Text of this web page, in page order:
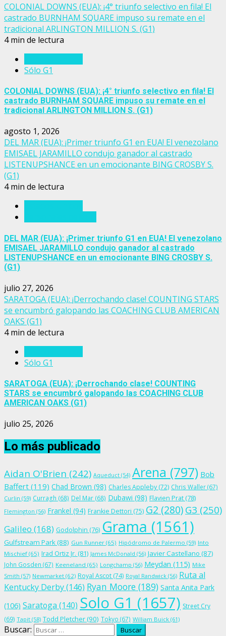
COLONIAL DOWNS (EUA): ¡4° triunfo selectivo en fila! El
castrado BURNHAM SQUARE impuso su remate en el
tradicional ARLINGTON MILLION S. (G1)
4 min de lectura
Sólo G1
COLONIAL DOWNS (EUA): ¡4° triunfo selectivo en fila! El
castrado BURNHAM SQUARE impuso su remate en el
tradicional ARLINGTON MILLION S. (G1)
agosto 1, 2026
DEL MAR (EUA): ¡Primer triunfo G1 en EUA! El venezolano
EMISAEL JARAMILLO condujo ganador al castrado
LISTENUPSHANCE en un emocionante BING CROSBY S.
(G1)
4 min de lectura
DEL MAR (EUA): ¡Primer triunfo G1 en EUA! El venezolano
EMISAEL JARAMILLO condujo ganador al castrado
LISTENUPSHANCE en un emocionante BING CROSBY S.
(G1)
julio 27, 2026
SARATOGA (EUA): ¡Derrochando clase! COUNTING STARS
se encumbró galopando las COACHING CLUB AMERICAN
OAKS (G1)
4 min de lectura
Sólo G1
SARATOGA (EUA): ¡Derrochando clase! COUNTING
STARS se encumbró galopando las COACHING CLUB
AMERICAN OAKS (G1)
julio 25, 2026
Lo más publicado
Aidan O'Brien (242) Aqueduct (54) Arena (797) Bob
Baffert (119) Chad Brown (98) Charles Appleby (72) Chris Waller(67)
Curlin (59) Curragh (68) Del Mar (68) Dubawi (98) Flavien Prat (78)
Flemington (56) Frankel (94) Frankie Dettori (75) G2 (280)G3 (250)
Galileo (168) Godolphin (76) Grama (1561)
Gulfstream Park(88) Gun Runner (65) Hipódromo de Palermo (59) Into
Mischief (65) Irad Ortiz Jr. (81) James McDonald (56) Javier Castellano (87)
John Gosden (67) Keeneland (65) Longchamp (56) Meydan (115) Mike
Smith (57) Newmarket (62) Royal Ascot (74) Royal Randwick (56) Ruta al
Kentucky Derby(146) Ryan Moore (189) Santa Anita Park
(106) Saratoga (140) Solo G1 (1657) Street Cry
(69) Tapit (58) Todd Pletcher(90) Tokyo (67) William Buick (61)
Buscar: